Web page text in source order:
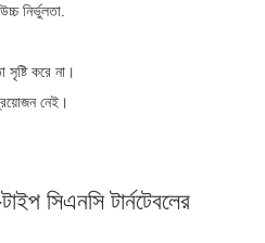
নির্ভুলতা.
সৃষ্টি করে না।
নেই।
সিএনসি টার্নটেবলের